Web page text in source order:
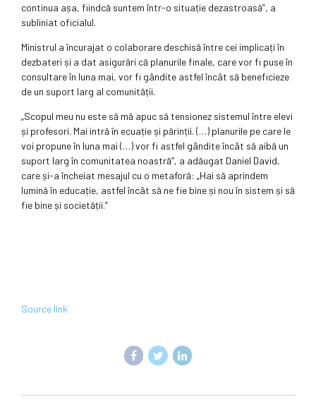
continua așa, fiindcă suntem într-o situație dezastroasă”, a
subliniat oficialul.
Ministrul a încurajat o colaborare deschisă între cei implicați în
dezbateri și a dat asigurări că planurile finale, care vor fi puse în
consultare în luna mai, vor fi gândite astfel încât să beneficieze
de un suport larg al comunității.
„Scopul meu nu este să mă apuc să tensionez sistemul între elevi
și profesori. Mai intră în ecuație și părinții. (…) planurile pe care le
voi propune în luna mai (…) vor fi astfel gândite încât să aibă un
suport larg în comunitatea noastră”, a adăugat Daniel David,
care și-a încheiat mesajul cu o metaforă: „Hai să aprindem
lumină în educație, astfel încât să ne fie bine și nou în sistem și să
fie bine și societății.”
Source link